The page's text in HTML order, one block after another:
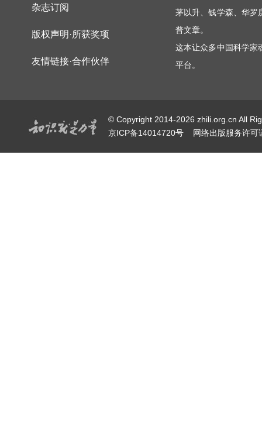
杂志订阅
版权声明·所获奖项
友情链接·合作伙伴
茅以升、钱学森、华罗
普文章。
这本让众多中国科学家
平台。
© Copyright 2014-2026 zhili.org.cn All
京ICP备14014720号
网络出版服务许可